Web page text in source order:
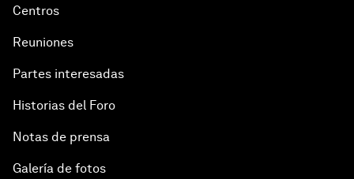
Centros
Reuniones
Partes interesadas
Historias del Foro
Notas de prensa
Galería de fotos